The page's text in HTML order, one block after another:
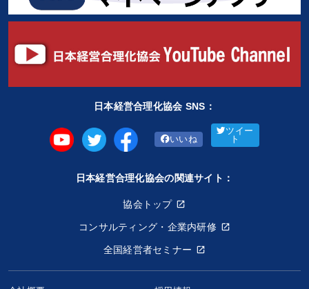
日本経営合理化協会 SNS：
いいね
ツイー
ト
日本経営合理化協会の関連サイト：
協会トップ
コンサルティング・企業内研修
全国経営者セミナー